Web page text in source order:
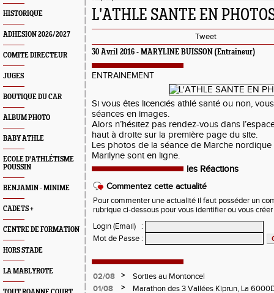
HISTORIQUE
ADHESION 2026/2027
COMITE DIRECTEUR
JUGES
BOUTIQUE DU CAR
ALBUM PHOTO
BABY ATHLE
ECOLE D'ATHLÉTISME
POUSSIN
BENJAMIN - MINIME
CADETS +
CENTRE DE FORMATION
HORS STADE
LA MABLYROTE
L'ATHLE SANTE EN
Tweet
30 Avril 2016 - MARYLINE BUISSON (Entraineur)
ENTRAINEMENT
Si vous êtes licenciés athlé santé ou non,
séances en images.
Alors n’hésitez pas rendez-vous dans
haut à droite sur la première page du site.
Les photos de la séance de Marche
Marilyne sont en ligne.
les Réactions
Commentez cette actualité
Pour commenter une actualité il faut posséder un
rubrique ci-dessous pour vous identifier ou vous
Login (Email)
:
Mot de Passe :
02/08 >
Sorties au Montoncel
01/08
>
Marathon des 3 Vallées Kiprun, La